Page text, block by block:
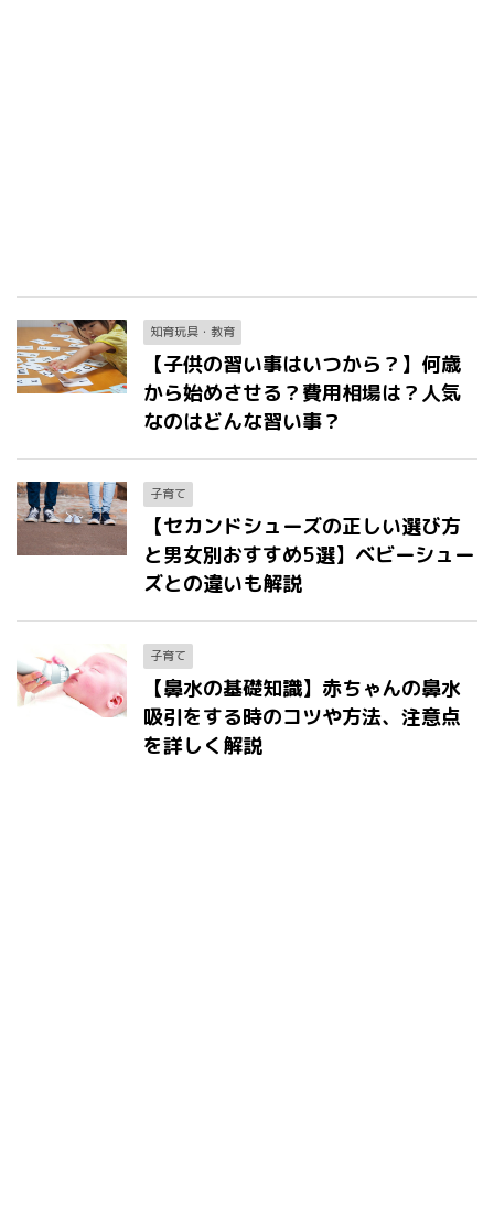
知育玩具・教育
【子供の習い事はいつから？】何歳
から始めさせる？費用相場は？人気
なのはどんな習い事？
子育て
【セカンドシューズの正しい選び方
と男女別おすすめ5選】ベビーシュー
ズとの違いも解説
子育て
【鼻水の基礎知識】赤ちゃんの鼻水
吸引をする時のコツや方法、注意点
を詳しく解説